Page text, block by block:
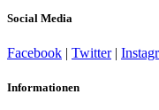
Social Media
Facebook | Twitter|
Informationen